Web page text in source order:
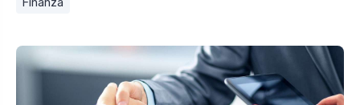
Finanza